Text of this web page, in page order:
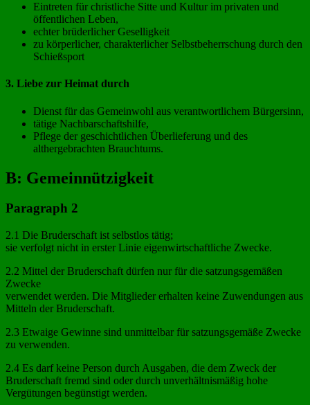
Eintreten für christliche Sitte und Kultur im privaten und
öffentlichen Leben,
echter brüderlicher Geselligkeit
zu körperlicher, charakterlicher Selbstbeherrschung durch den
Schießsport
3. Liebe zur Heimat durch
Dienst für das Gemeinwohl aus verantwortlichem Bürgersinn,
tätige Nachbarschaftshilfe,
Pflege der geschichtlichen Überlieferung und des
althergebrachten Brauchtums.
B: Gemeinnützigkeit
Paragraph 2
2.1 Die Bruderschaft ist selbstlos tätig;
sie verfolgt nicht in erster Linie eigenwirtschaftliche Zwecke.
2.2 Mittel der Bruderschaft dürfen nur für die satzungsgemäßen
Zwecke
verwendet werden. Die Mitglieder erhalten keine Zuwendungen aus
Mitteln der Bruderschaft.
2.3 Etwaige Gewinne sind unmittelbar für satzungsgemäße Zwecke
zu verwenden.
2.4 Es darf keine Person durch Ausgaben, die dem Zweck der
Bruderschaft fremd sind oder durch unverhältnismäßig hohe
Vergütungen begünstigt werden.